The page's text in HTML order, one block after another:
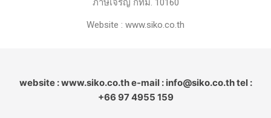
ภาษีเจริญ กทม. 10160
Website : www.siko.co.th
website : www.siko.co.th e-mail : info@siko.co.th tel :
+66 97 4955 159